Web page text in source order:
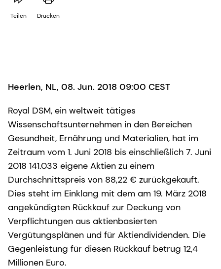
Teilen Drucken
Heerlen, NL, 08. Jun. 2018 09:00 CEST
Royal DSM, ein weltweit tätiges
Wissenschaftsunternehmen in den Bereichen
Gesundheit, Ernährung und Materialien, hat im
Zeitraum vom 1. Juni 2018 bis einschließlich 7. Juni
2018 141.033 eigene Aktien zu einem
Durchschnittspreis von 88,22 € zurückgekauft.
Dies steht im Einklang mit dem am 19. März 2018
angekündigten Rückkauf zur Deckung von
Verpflichtungen aus aktienbasierten
Vergütungsplänen und für Aktiendividenden. Die
Gegenleistung für diesen Rückkauf betrug 12,4
Millionen Euro.